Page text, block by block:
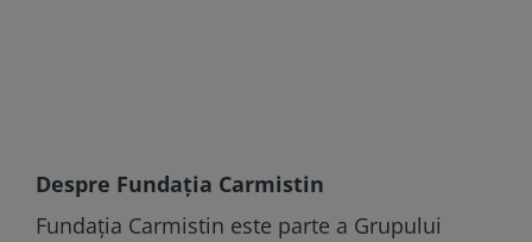
Despre Fundația Carmistin
Fundația Carmistin este parte a Grupului